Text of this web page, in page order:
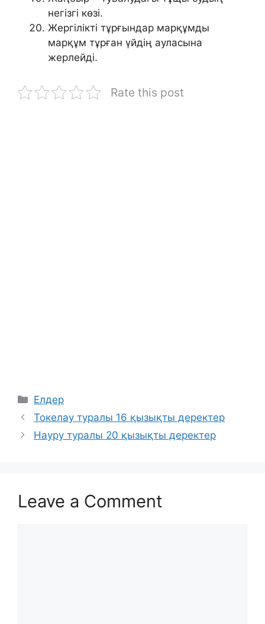
негізгі көзі.
Жергілікті тұрғындар марқұмды
марқұм тұрған үйдің ауласына
жерлейді.
Rate this post
Categories
Елдер
Токелау туралы 16 қызықты деректер
Науру туралы 20 қызықты деректер
Leave a Comment